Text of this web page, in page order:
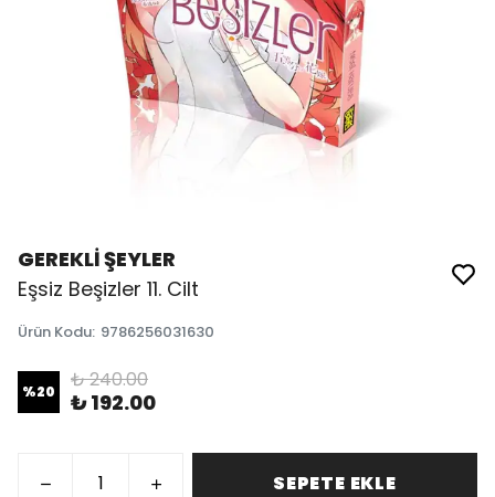
GEREKLİ ŞEYLER
Eşsiz Beşizler 11. Cilt
Ürün Kodu: 9786256031630
%20 ₺ 240.00
₺ 192.00
SEPETE EKLE